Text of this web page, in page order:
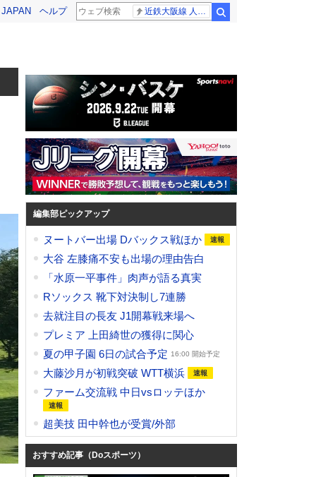
ヘルプ
編集部ピックアップ
ヌートバー出場 Dバックス戦ほか
大谷 左膝痛不安も出場の理由告白
「水原一平事件」肉声が語る真実
Rソックス 靴下対決制し7連勝
去就注目の長友 J1開幕戦来場へ
プレミア 上田綺世の獲得に関心
夏の甲子園 6日の試合予定 16:00 開始予定
大藤沙月が初戦突破 WTT横浜
ファーム交流戦 中日vsロッテほか
超美技 田中幹也が受賞/外部
おすすめ記事（Doスポーツ）